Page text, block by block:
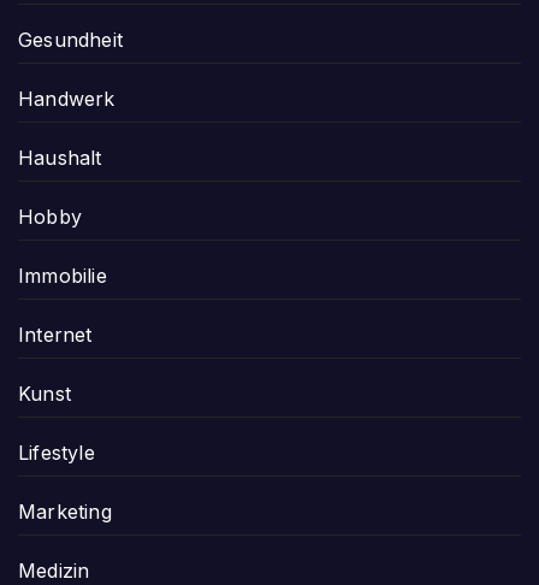
Gesundheit
Handwerk
Haushalt
Hobby
Immobilie
Internet
Kunst
Lifestyle
Marketing
Medizin